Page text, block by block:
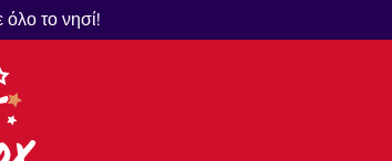
το νησί!